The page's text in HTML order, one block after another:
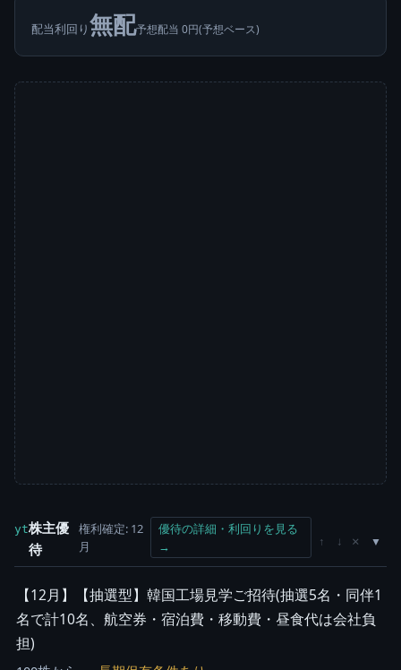
配当利回り無配予想配当 0円(予想ベース)
yt株主優
待
権利確定: 12
月
優待の詳細・利回りを見る
→
↑ ↓ ×
【12月】【抽選型】韓国工場見学ご招待(抽選5名・同伴1
名で計10名、航空券・宿泊費・移動費・昼食代は会社負
担)